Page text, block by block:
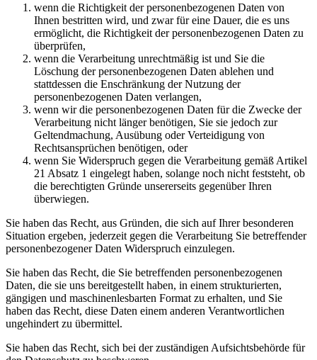
wenn die Richtigkeit der personenbezogenen Daten von
Ihnen bestritten wird, und zwar für eine Dauer, die es uns
ermöglicht, die Richtigkeit der personenbezogenen Daten zu
überprüfen,
wenn die Verarbeitung unrechtmäßig ist und Sie die
Löschung der personenbezogenen Daten ablehen und
stattdessen die Enschränkung der Nutzung der
personenbezogenen Daten verlangen,
wenn wir die personenbezogenen Daten für die Zwecke der
Verarbeitung nicht länger benötigen, Sie sie jedoch zur
Geltendmachung, Ausübung oder Verteidigung von
Rechtsansprüchen benötigen, oder
wenn Sie Widerspruch gegen die Verarbeitung gemäß Artikel
21 Absatz 1 eingelegt haben, solange noch nicht feststeht, ob
die berechtigten Gründe unsererseits gegenüber Ihren
überwiegen.
Sie haben das Recht, aus Gründen, die sich auf Ihrer besonderen
Situation ergeben, jederzeit gegen die Verarbeitung Sie betreffender
personenbezogener Daten Widerspruch einzulegen.
Sie haben das Recht, die Sie betreffenden personenbezogenen
Daten, die sie uns bereitgestellt haben, in einem strukturierten,
gängigen und maschinenlesbarten Format zu erhalten, und Sie
haben das Recht, diese Daten einem anderen Verantwortlichen
ungehindert zu übermittel.
Sie haben das Recht, sich bei der zuständigen Aufsichtsbehörde für